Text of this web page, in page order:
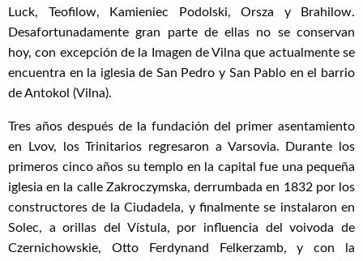
Luck, Teofilow, Kamieniec Podolski, Orsza y Brahilow.
Desafortunadamente gran parte de ellas no se conservan
hoy, con excepción de la Imagen de Vilna que actualmente se
encuentra en la iglesia de San Pedro y San Pablo en el barrio
de Antokol (Vilna).
Tres años después de la fundación del primer asentamiento
en Lvov, los Trinitarios regresaron a Varsovia. Durante los
primeros cinco años su templo en la capital fue una pequeña
iglesia en la calle Zakroczymska, derrumbada en 1832 por los
constructores de la Ciudadela, y finalmente se instalaron en
Solec, a orillas del Vístula, por influencia del voivoda de
Czernichowskie, Otto Ferdynand Felkerzamb, y con la